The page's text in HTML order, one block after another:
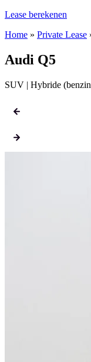
Lease berekenen
Home » Private Lease
Audi Q5
SUV | Hybride